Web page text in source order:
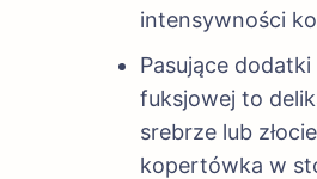
intensywności
Pasujące
fuksjowej to
srebrze lub
kopertówka w